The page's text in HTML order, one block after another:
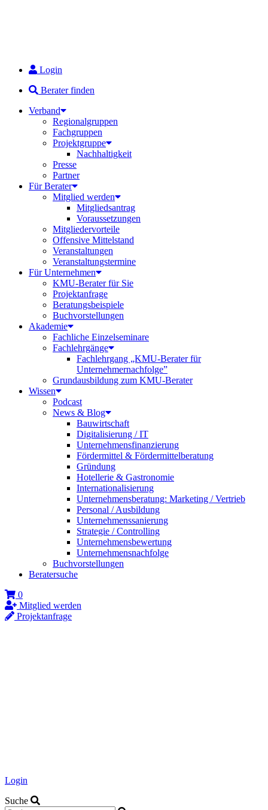
Login
Berater finden
Verband
Regionalgruppen
Fachgruppen
Projektgruppe
Nachhaltigkeit
Presse
Partner
Für Berater
Mitglied werden
Mitgliedsantrag
Voraussetzungen
Mitgliedervorteile
Offensive Mittelstand
Veranstaltungen
Veranstaltungstermine
Für Unternehmen
KMU-Berater für Sie
Projektanfrage
Beratungsbeispiele
Buchvorstellungen
Akademie
Fachliche Einzelseminare
Fachlehrgänge
Fachlehrgang „KMU-Berater für
Unternehmernachfolge”
Grundausbildung zum KMU-Berater
Wissen
Podcast
News & Blog
Bauwirtschaft
Digitalisierung / IT
Unternehmensfinanzierung
Fördermittel & Fördermittelberatung
Gründung
Hotellerie & Gastronomie
Internationalisierung
Unternehmensberatung: Marketing / Vertrieb
Personal / Ausbildung
Unternehmenssanierung
Strategie / Controlling
Unternehmensbewertung
Unternehmensnachfolge
Buchvorstellungen
Beratersuche
0
Mitglied werden
Projektanfrage
Login
Suche